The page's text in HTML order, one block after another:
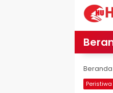
Beranda
Peristiwa